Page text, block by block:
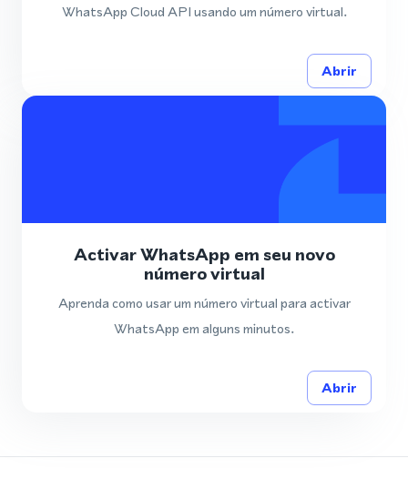
WhatsApp Cloud API usando um número virtual.
Abrir
Activar WhatsApp em seu novo
número virtual
Aprenda como usar um número virtual para activar
WhatsApp em alguns minutos.
Abrir